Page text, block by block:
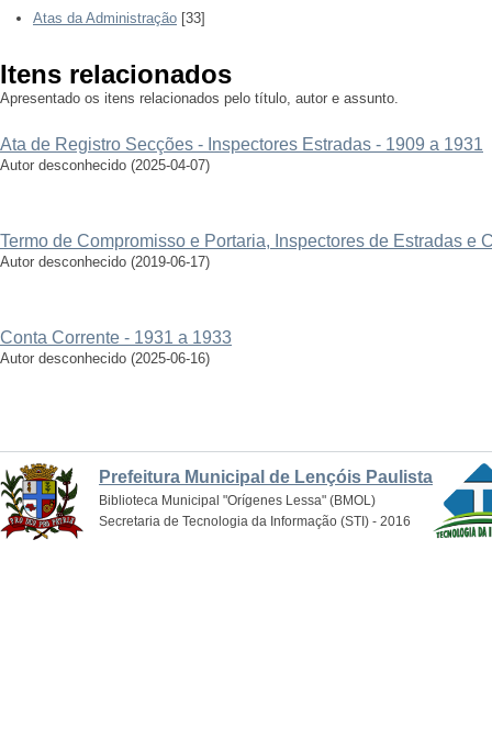
Atas da Administração [33]
Itens relacionados
Apresentado os itens relacionados pelo título, autor e assunto.
Ata de Registro Secções - Inspectores Estradas - 1909 a 1931
Autor desconhecido (2025-04-07)
Termo de Compromisso e Portaria, Inspectores de Estradas e
Autor desconhecido (2019-06-17)
Conta Corrente - 1931 a 1933
Autor desconhecido (2025-06-16)
Prefeitura Municipal de Lençóis Paulista
Biblioteca Municipal "Orígenes Lessa" (BMOL)
Secretaria de Tecnologia da Informação (STI) - 2016